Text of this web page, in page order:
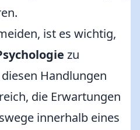
ist es wichtig,
zu
Handlungen
die Erwartungen
innerhalb eines